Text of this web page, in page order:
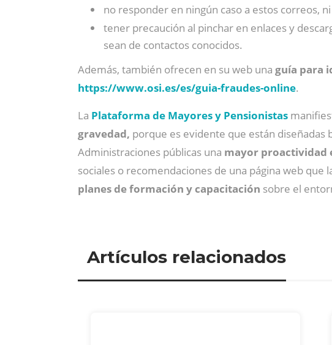
no responder en ningún caso a estos correos,
tener precaución al pinchar en enlaces y
sean de contactos conocidos.
Además, también ofrecen en su web una guía para
https://www.osi.es/es/guia-fraudes-online.
La Plataforma de Mayores y Pensionistas
gravedad, porque es evidente que están diseñadas
Administraciones públicas una mayor proactividad
sociales o recomendaciones de una página web
planes de formación y capacitación sobre el
Artículos relacionados